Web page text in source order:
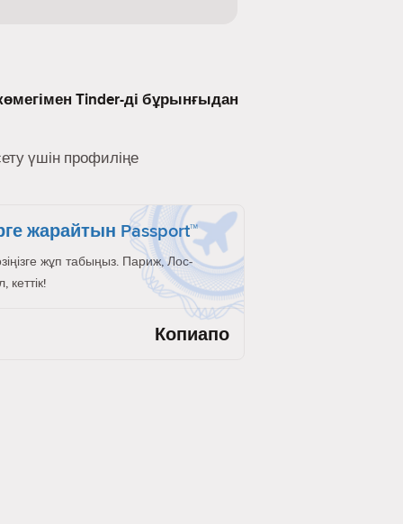
Tinder-ді бұрынғыдан
үшін профиліңе
жарайтын Passport™
жұп табыңыз. Париж, Лос-
Копиапо